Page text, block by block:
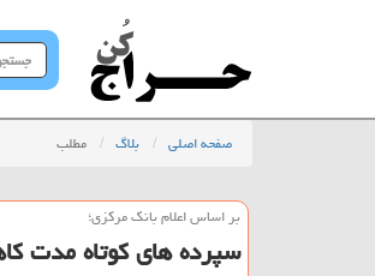
جستجو
در
صفحه اصلی بلاگ مطلب
بر اساس اعلام بانك مركزی؛
سپرده های كوتاه مدت